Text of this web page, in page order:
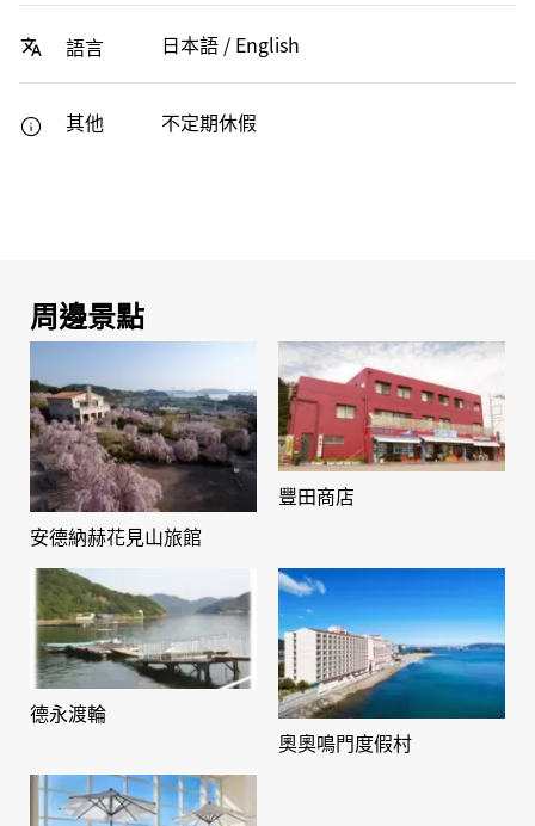
語言 日本語 / English
其他 不定期休假
周邊景點
安德納赫花見山旅館
豐田商店
德永渡輪
奧奧鳴門度假村